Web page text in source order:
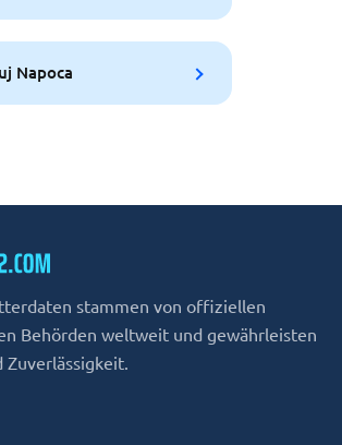
Napoca
stammen von offiziellen
Behörden weltweit und gewährleisten